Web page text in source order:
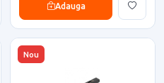
Adauga
Nou